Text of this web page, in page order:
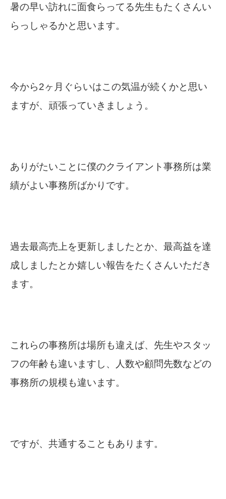
暑の早い訪れに面食らってる先生もたくさんい
らっしゃるかと思います。
今から2ヶ月ぐらいはこの気温が続くかと思い
ますが、頑張っていきましょう。
ありがたいことに僕のクライアント事務所は業
績がよい事務所ばかりです。
過去最高売上を更新しましたとか、最高益を達
成しましたとか嬉しい報告をたくさんいただき
ます。
これらの事務所は場所も違えば、先生やスタッ
フの年齢も違いますし、人数や顧問先数などの
事務所の規模も違います。
ですが、共通することもあります。